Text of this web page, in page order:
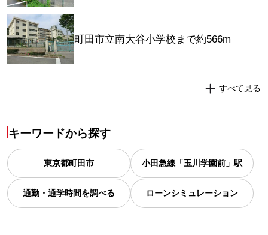
町田市立南大谷小学校まで約566m
すべて見る
キーワードから探す
東京都町田市 小田急線「玉川学園前」駅
通勤・通学時間を調べる ローンシミュレーション